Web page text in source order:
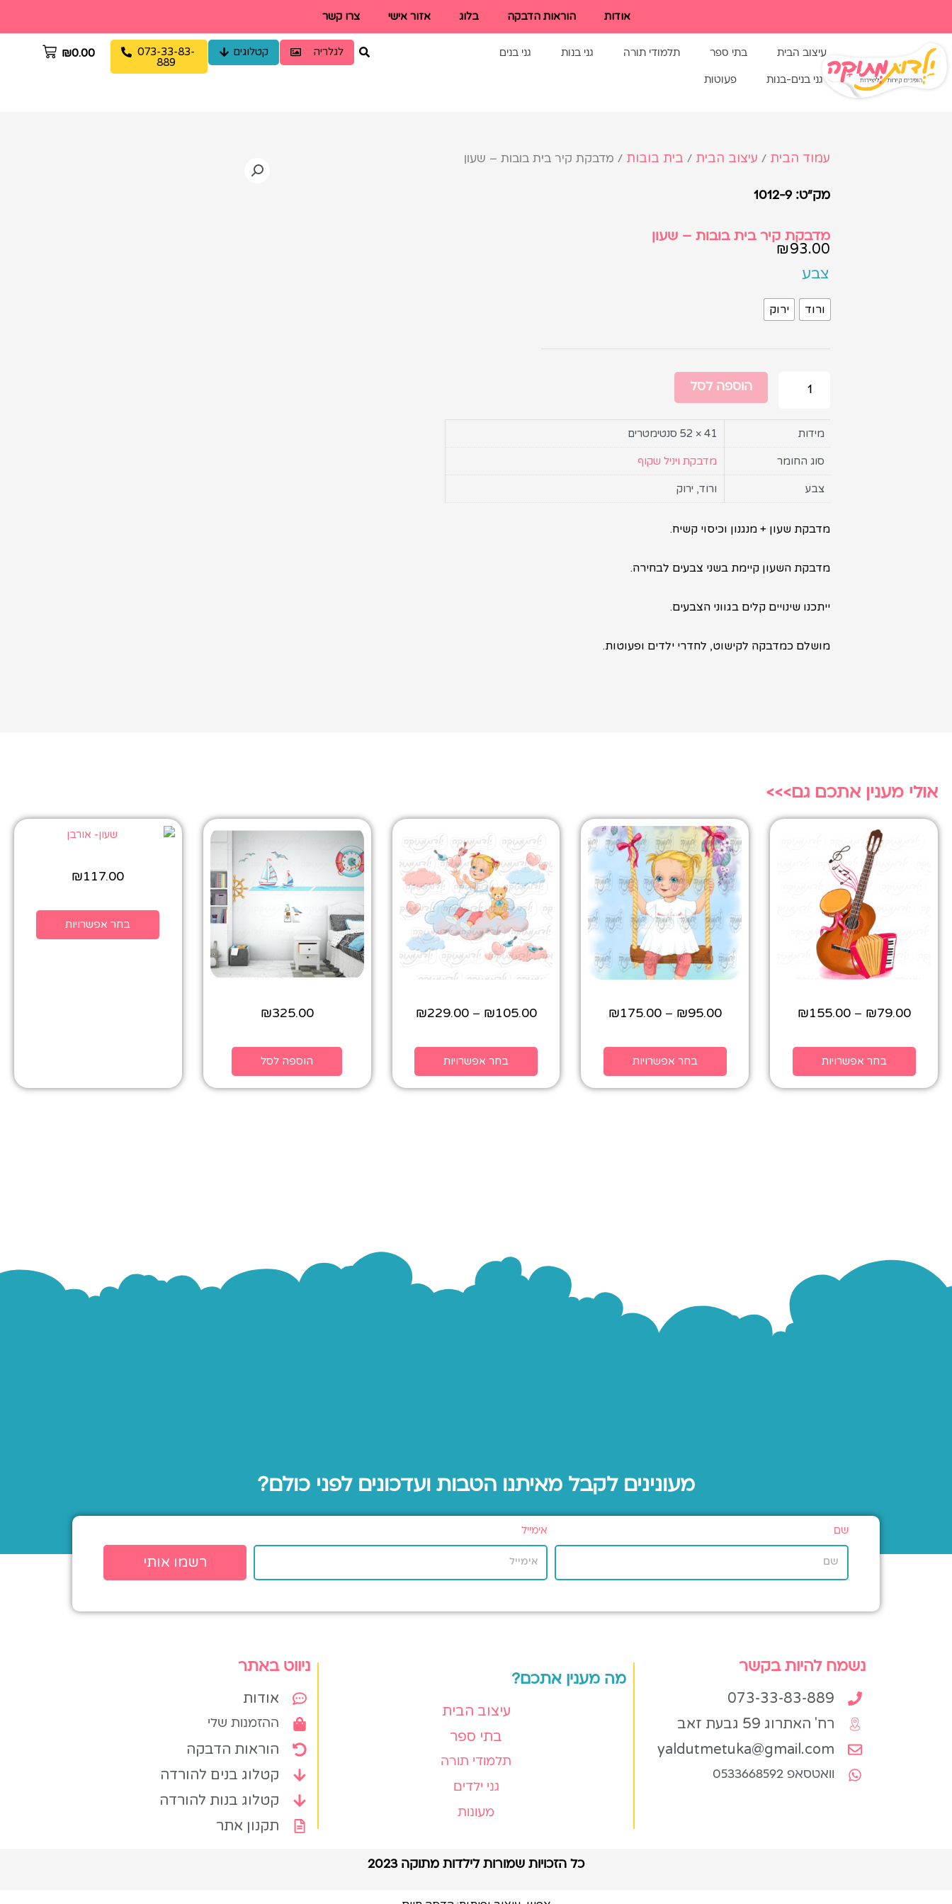
אודות הוראות הדבקה בלוג אזור אישי צרו קשר
עיצוב הבית בתי ספר תלמודי תורה גני בנות גני בנים
גני בנים-בנות פעוטות
לגלריה קטלוגים
073-33-83-
889
₪0.00
עמוד הבית / עיצוב הבית / בית בובות / מדבקת קיר בית בובות – שעון
מק"ט: 1012-9
מדבקת קיר בית בובות – שעון
₪93.00
צבע
ורוד ירוק
הוספה לסל
מידות 41 × 52 סנטימטרים
סוג החומר מדבקת ויניל שקוף
צבע ורוד, ירוק
מדבקת שעון + מנגנון וכיסוי קשיח.
מדבקת השעון קיימת בשני צבעים לבחירה.
ייתכנו שינויים קלים בגווני הצבעים.
מושלם כמדבקה לקישוט, לחדרי ילדים ופעוטות.
אולי מענין אתכם גם>>>
₪79.00
–
₪155.00
בחר אפשרויות
₪95.00
–
₪175.00
בחר אפשרויות
₪105.00
–
₪229.00
בחר אפשרויות
₪325.00
הוספה לסל
₪117.00
בחר אפשרויות
מעונינים לקבל מאיתנו הטבות ועדכונים לפני כולם?
שם אימייל
רשמו אותי
נשמח להיות בקשר
073-33-83-889
רח' האתרוג 59 גבעת זאב
yaldutmetuka@gmail.com
וואטסאפ 0533668592
עיצוב הבית
בתי ספר
תלמודי תורה
גני ילדים
מעונות
מה מענין אתכם?
ניווט באתר
אודות
ההזמנות שלי
הוראות הדבקה
קטלוג בנים להורדה
קטלוג בנות להורדה
תקנון אתר
כל הזכויות שמורות לילדות מתוקה 2023